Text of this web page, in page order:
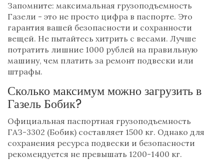
Запомните: максимальная грузоподъемность
Газели - это не просто цифра в паспорте. Это
гарантия вашей безопасности и сохранности
вещей. Не пытайтесь хитрить с весами. Лучше
потратить лишние 1000 рублей на правильную
машину, чем платить за ремонт подвески или
штрафы.
Сколько максимум можно загрузить в
Газель Бобик?
Официальная паспортная грузоподъемность
ГАЗ-3302 (Бобик) составляет 1500 кг. Однако для
сохранения ресурса подвески и безопасности
рекомендуется не превышать 1200-1400 кг.